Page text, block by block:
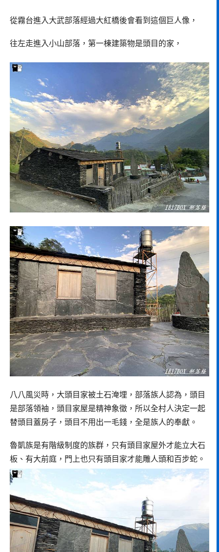
從霧台進入大武部落經過大紅橋後會看到這個巨人像，
往左走進入小山部落，第一棟建築物是頭目的家，
八八風災時，大頭目家被土石淹埋，部落族人認為，頭目
是部落領袖，頭目家屋是精神象徵，所以全村人決定一起
替頭目蓋房子，頭目不用出一毛錢，全是族人的奉獻。
魯凱族是有階級制度的族群，只有頭目家屋外才能立大石
板、有大前庭，門上也只有頭目家才能雕人頭和百步蛇。